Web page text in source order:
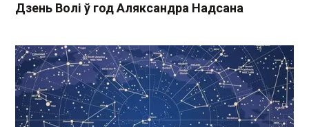
Дзень Волі ў год Аляксандра Надсана